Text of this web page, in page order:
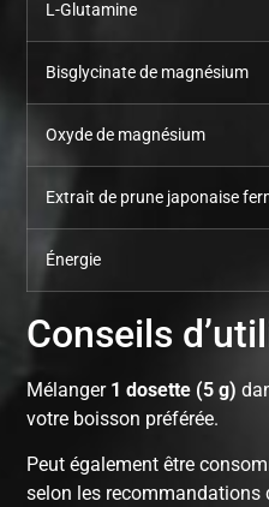
L-Glutamine
Bisglycinate de magnésium
Oxyde de magnésium
Extrait de prune japonaise
Énergie
Conseils
Mélanger 1 dosette (5 g)
votre boisson préférée.
Peut également être
selon les recommandations